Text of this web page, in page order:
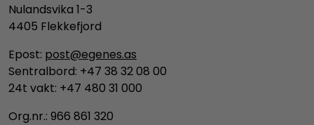
Nulandsvika 1-3
4405 Flekkefjord
Epost: post@egenes.as
Sentralbord: +47 38 32 08 00
24t vakt: +47 480 31 000
Org.nr.: 966 861 320